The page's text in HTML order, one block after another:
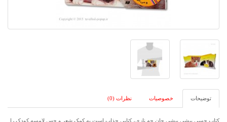
توضیحات خصوصیات نظرات (0)
کتاب حسی پیشی پیشی جان چه نازی، کتابی جذاب است به کمک شعر و حس لامسه کودک را